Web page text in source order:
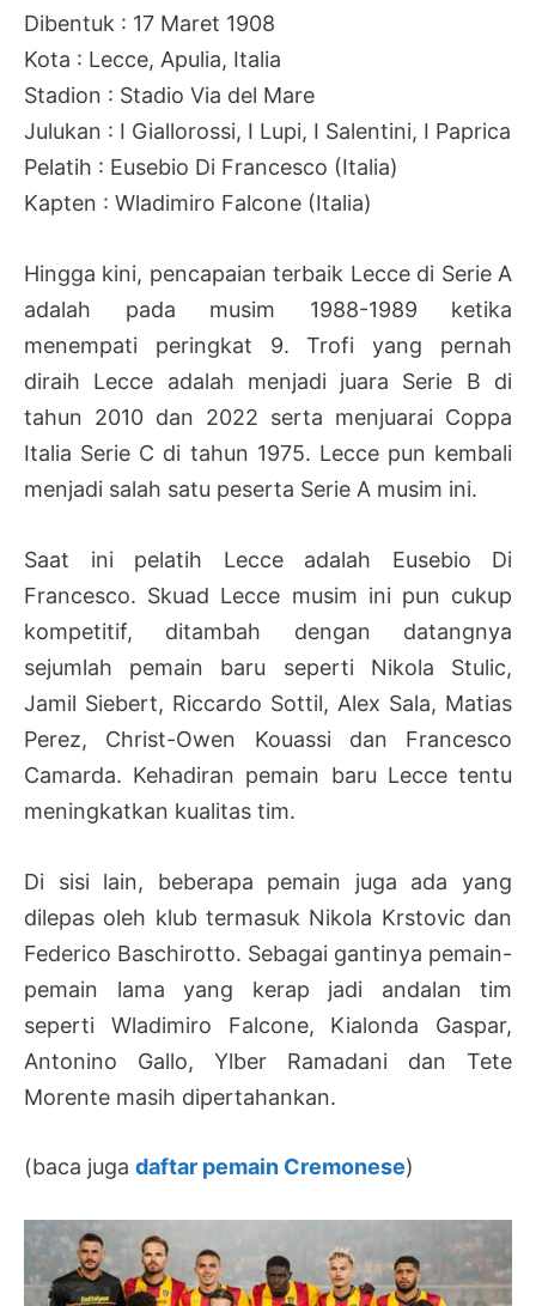
Dibentuk : 17 Maret 1908
Kota : Lecce, Apulia, Italia
Stadion : Stadio Via del Mare
Julukan : I Giallorossi, I Lupi, I Salentini, I Paprica
Pelatih : Eusebio Di Francesco (Italia)
Kapten : Wladimiro Falcone (Italia)
Hingga kini, pencapaian terbaik Lecce di Serie A
adalah pada musim 1988-1989 ketika
menempati peringkat 9. Trofi yang pernah
diraih Lecce adalah menjadi juara Serie B di
tahun 2010 dan 2022 serta menjuarai Coppa
Italia Serie C di tahun 1975. Lecce pun kembali
menjadi salah satu peserta Serie A musim ini.
Saat ini pelatih Lecce adalah Eusebio Di
Francesco. Skuad Lecce musim ini pun cukup
kompetitif, ditambah dengan datangnya
sejumlah pemain baru seperti Nikola Stulic,
Jamil Siebert, Riccardo Sottil, Alex Sala, Matias
Perez, Christ-Owen Kouassi dan Francesco
Camarda. Kehadiran pemain baru Lecce tentu
meningkatkan kualitas tim.
Di sisi lain, beberapa pemain juga ada yang
dilepas oleh klub termasuk Nikola Krstovic dan
Federico Baschirotto. Sebagai gantinya pemain-
pemain lama yang kerap jadi andalan tim
seperti Wladimiro Falcone, Kialonda Gaspar,
Antonino Gallo, Ylber Ramadani dan Tete
Morente masih dipertahankan.
(baca juga daftar pemain Cremonese)